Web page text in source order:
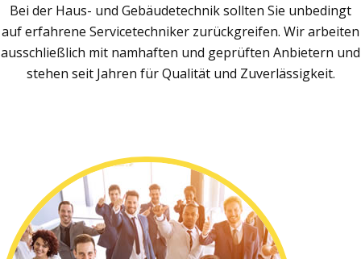
Bei der Haus- und Gebäudetechnik sollten Sie unbedingt
auf erfahrene Servicetechniker zurückgreifen. Wir arbeiten
ausschließlich mit namhaften und geprüften Anbietern und
stehen seit Jahren für Qualität und Zuverlässigkeit.